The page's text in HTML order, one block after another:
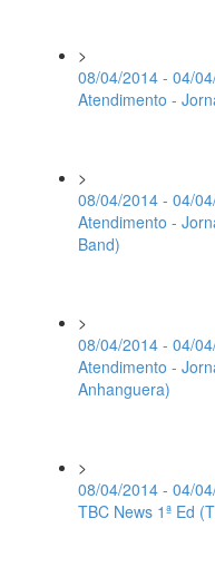
>
08/04/2014 - 04/
Atendimento -
>
08/04/2014 - 04/
Atendimento -
Band)
>
08/04/2014 - 04/
Atendimento -
Anhanguera)
>
08/04/2014 - 04/
TBC News 1ª Ed